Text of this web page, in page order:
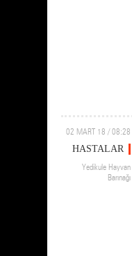
02 MART 18 / 08:28
HASTALAR
Yedikule Hayvan
Barınağı